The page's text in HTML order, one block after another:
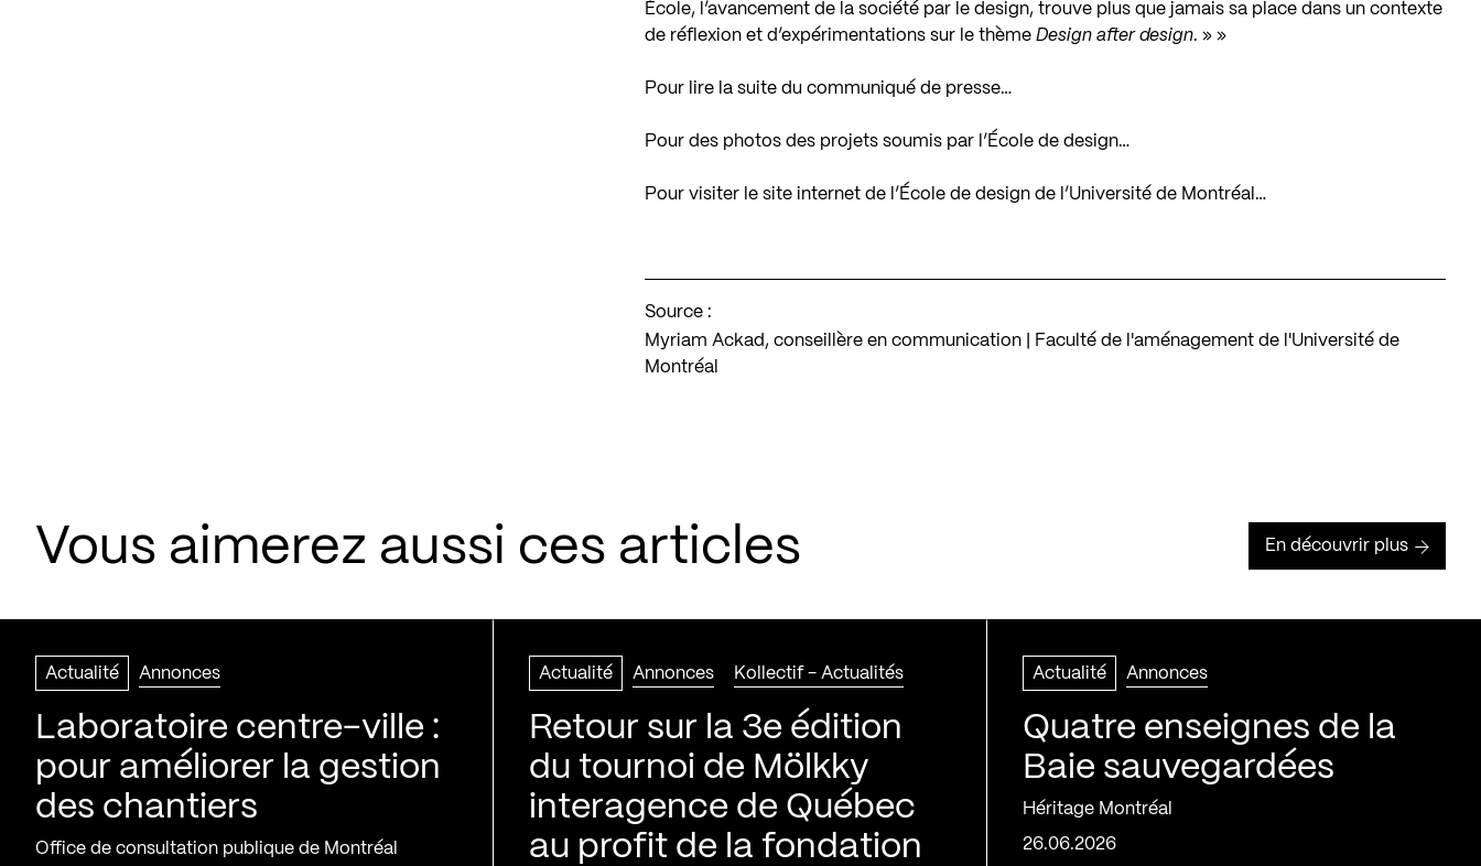
École, l’avancement de la société par le design, trouve plus que jamais sa place dans un contexte
de réflexion et d’expérimentations sur le thème Design after design. » »
Pour lire la suite du communiqué de presse…
Pour des photos des projets soumis par l’École de design…
Pour visiter le site internet de l’École de design de l’Université de Montréal…
Source :
Myriam Ackad, conseillère en communication | Faculté de l'aménagement de l'Université de
Montréal
Vous aimerez aussi ces articles En découvrir plus
Actualité Annonces
Laboratoire centre-ville :
pour améliorer la gestion
des chantiers
Office de consultation publique de Montréal
Actualité Annonces Kollectif - Actualités
Retour sur la 3e édition
du tournoi de Mölkky
interagence de Québec
au profit de la fondation
Actualité Annonces
Quatre enseignes de la
Baie sauvegardées
Héritage Montréal
26.06.2026